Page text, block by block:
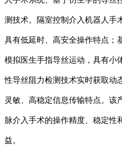
测技术。隔室控制介入机器人手
具有低延时、高安全操作特点；
模拟医生手指导丝运动，具有小
性导丝阻力检测技术实时获取动
灵敏、高稳定信息传输特点。该
脉介入手术的操作精度、稳定性
益。